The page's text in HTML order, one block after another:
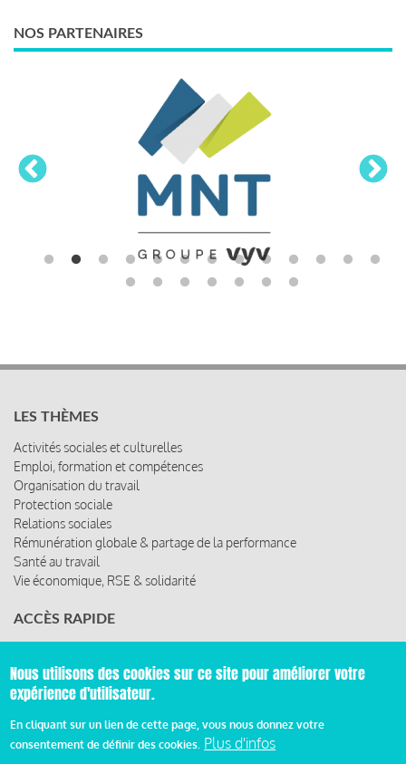
NOS PARTENAIRES
LES THÈMES
Activités sociales et culturelles
Emploi, formation et compétences
Organisation du travail
Protection sociale
Relations sociales
Rémunération globale & partage de la performance
Santé au travail
Vie économique, RSE & solidarité
ACCÈS RAPIDE
Les rencontres
Les ressources
Nous utilisons des cookies sur ce site pour améliorer votre
expérience d'utilisateur.
En cliquant sur un lien de cette page, vous nous donnez votre
consentement de définir des cookies. Plus d'infos